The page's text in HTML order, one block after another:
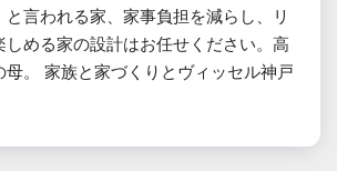
と言われる家、家事負担を減らし、リ
しめる家の設計はお任せください。高
母。 家族と家づくりとヴィッセル神戸